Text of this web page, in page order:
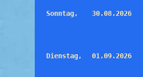
Sonntag, 30.08.2026
Dienstag, 01.09.2026